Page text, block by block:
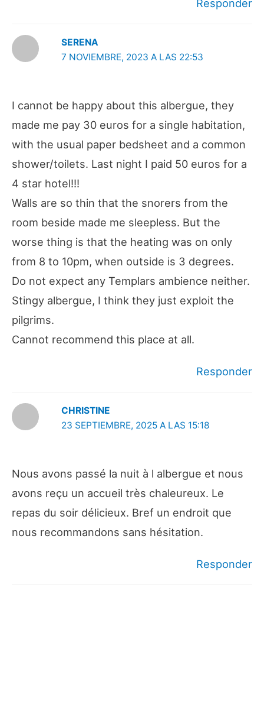
Responder
SERENA
7 NOVIEMBRE, 2023 A LAS 22:53
I cannot be happy about this albergue, they
made me pay 30 euros for a single habitation,
with the usual paper bedsheet and a common
shower/toilets. Last night I paid 50 euros for a
4 star hotel!!!
Walls are so thin that the snorers from the
room beside made me sleepless. But the
worse thing is that the heating was on only
from 8 to 10pm, when outside is 3 degrees.
Do not expect any Templars ambience neither.
Stingy albergue, I think they just exploit the
pilgrims.
Cannot recommend this place at all.
Responder
CHRISTINE
23 SEPTIEMBRE, 2025 A LAS 15:18
Nous avons passé la nuit à l albergue et nous
avons reçu un accueil très chaleureux. Le
repas du soir délicieux. Bref un endroit que
nous recommandons sans hésitation.
Responder